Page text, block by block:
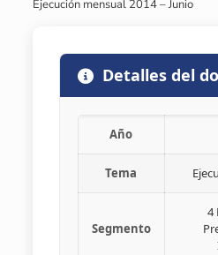
Ejecución mensual 2014 – Junio
Detalles del
Año
Tema
Segmento
4